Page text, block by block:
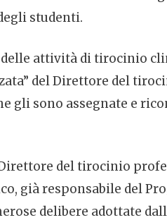
studenti.
attività di tirocinio
del Direttore del
sono assegnate e
del tirocinio
già responsabile del
delibere adottate